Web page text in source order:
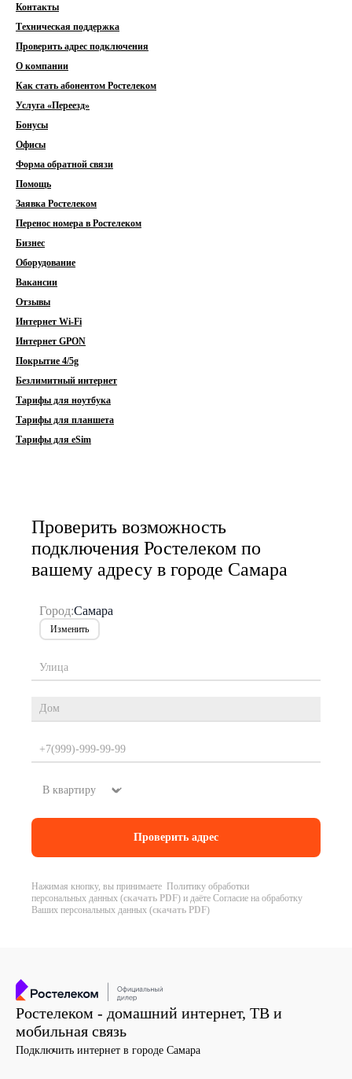
Контакты
Техническая поддержка
Проверить адрес подключения
О компании
Как стать абонентом Ростелеком
Услуга «Переезд»
Бонусы
Офисы
Форма обратной связи
Помощь
Заявка Ростелеком
Перенос номера в Ростелеком
Бизнес
Оборудование
Вакансии
Отзывы
Интернет Wi-Fi
Интернет GPON
Покрытие 4/5g
Безлимитный интернет
Тарифы для ноутбука
Тарифы для планшета
Тарифы для eSim
Проверить возможность
подключения Ростелеком по
вашему адресу в городе Самара
Город:Самара
Изменить
Нажимая кнопку, вы принимаете Политику обработки
персональных данных (скачать PDF) и даёте Согласие на обработку
Ваших персональных данных (скачать PDF)
Ростелеком - домашний интернет, ТВ и
мобильная связь
Подключить интернет в городе Самара